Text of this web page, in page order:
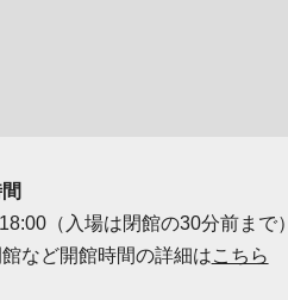
（入場は閉館の30分前まで）
など開館時間の詳細はこちら